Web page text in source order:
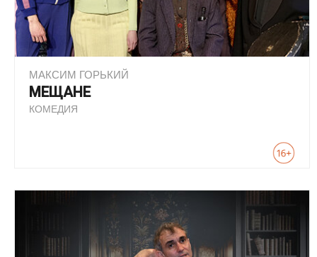
МАКСИМ ГОРЬКИЙ
МЕЩАНЕ
КОМЕДИЯ